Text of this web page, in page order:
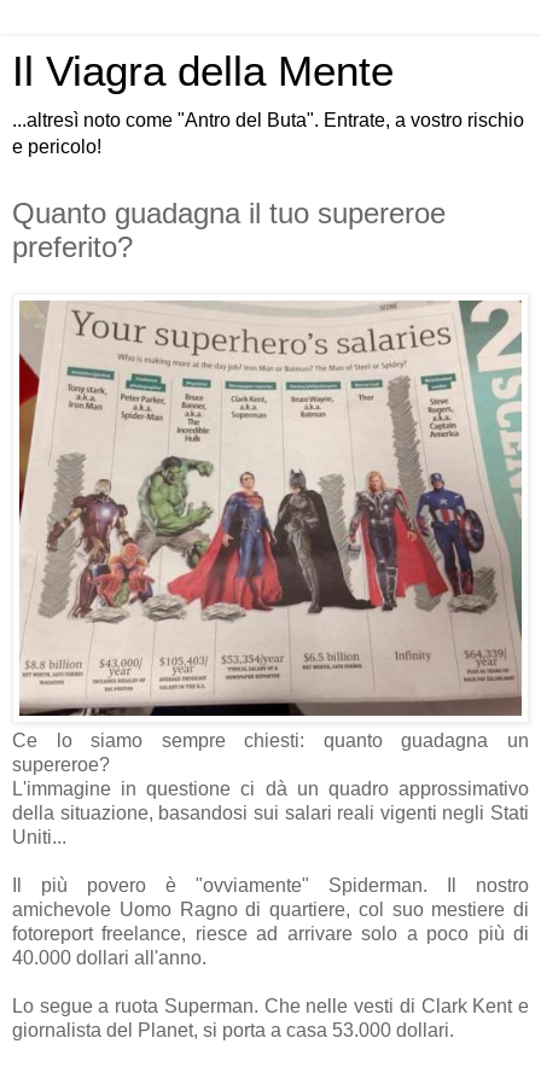
Il Viagra della Mente
...altresì noto come "Antro del Buta". Entrate, a vostro rischio
e pericolo!
Quanto guadagna il tuo supereroe
preferito?
Ce lo siamo sempre chiesti: quanto guadagna un
supereroe?
L'immagine in questione ci dà un quadro approssimativo
della situazione, basandosi sui salari reali vigenti negli Stati
Uniti...
Il più povero è "ovviamente" Spiderman. Il nostro
amichevole Uomo Ragno di quartiere, col suo mestiere di
fotoreport freelance, riesce ad arrivare solo a poco più di
40.000 dollari all'anno.
Lo segue a ruota Superman. Che nelle vesti di Clark Kent e
giornalista del Planet, si porta a casa 53.000 dollari.